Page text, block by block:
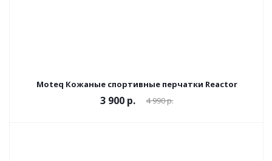
Moteq Кожаные спортивные перчатки Reactor
3 900 р. 4 990 р.